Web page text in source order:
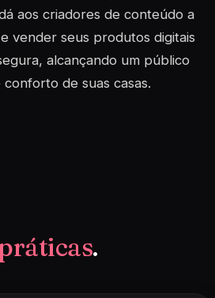
aos criadores de conteúdo a
vender seus produtos digitais
alcançando um público
de suas casas.
.